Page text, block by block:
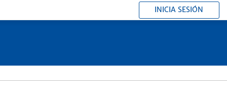
INICIA SESIÓN